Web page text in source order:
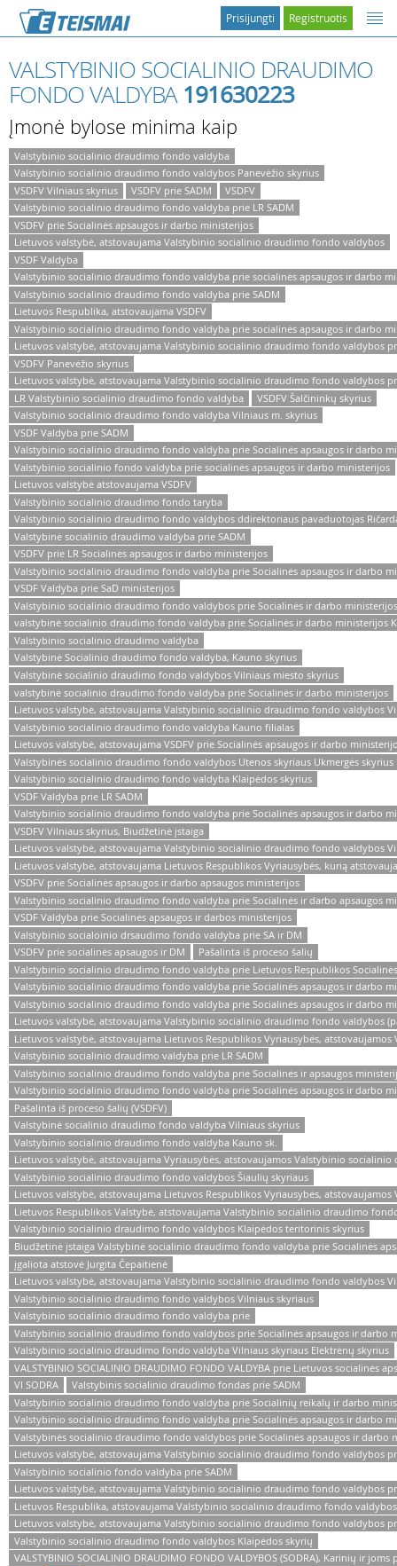
Registruotis
Prisijungti
VALSTYBINIO SOCIALINIO DRAUDIMO
FONDO VALDYBA 191630223
Įmonė bylose minima kaip
Valstybinio socialinio draudimo fondo valdyba
Valstybinio socialinio draudimo fondo valdybos Panevėžio skyrius
VSDFV Vilniaus skyrius
VSDFV prie SADM
VSDFV
Valstybinio socialinio draudimo fondo valdyba prie LR SADM
VSDFV prie Socialinės apsaugos ir darbo ministerijos
Lietuvos valstybė, atstovaujama Valstybinio socialinio draudimo fondo valdybos
VSDF Valdyba
Valstybinio socialinio draudimo fondo valdyba prie socialinės apsaugos ir darbo
Valstybinio socialinio draudimo fondo valdyba prie SADM
Lietuvos Respublika, atstovaujama VSDFV
Valstybinio socialinio draudimo fondo valdyba prie socialinės apsaugos ir darbo
Lietuvos valstybė, atstovaujama Valstybinio socialinio draudimo fondo valdybos
VSDFV Panevėžio skyrius
Lietuvos valstybė, atstovaujama Valstybinio socialinio draudimo fondo valdybos
LR Valstybinio socialinio draudimo fondo valdyba
VSDFV Šalčininkų skyrius
Valstybinio socialinio draudimo fondo valdyba Vilniaus m. skyrius
VSDF Valdyba prie SADM
Valstybinio socialinio draudimo fondo valdyba prie Socialinės apsaugos ir darbo
Valstybinio socialinio fondo valdyba prie socialinės apsaugos ir darbo ministerijos
Lietuvos valstybė atstovaujama VSDFV
Valstybinio socialinio draudimo fondo taryba
Valstybinio socialinio draudimo fondo valdybos ddirektoriaus pavaduotojas
Valstybinė socialinio draudimo valdyba prie SADM
VSDFV prie LR Socialinės apsaugos ir darbo ministerijos
Valstybinio socialinio draudimo fondo valdyba prie Socialinės apsaugos ir darbo
VSDF Valdyba prie SaD ministerijos
Valstybinio socialinio draudimo fondo valdybos prie Socialinės ir darbo
valstybinė socialinio draudimo fondo valdyba prie Socialinės ir darbo ministerijos
Valstybinio socialinio draudimo valdyba
Valstybinė Socialinio draudimo fondo valdyba, Kauno skyrius
Valstybinė socialinio draudimo fondo valdybos Vilniaus miesto skyrius
valstybinė socialinio draudimo fondo valdyba prie Socialinės ir darbo ministerijos
Lietuvos valstybė, atstovaujama Valstybinio socialinio draudimo fondo valdybos
Valstybinio socialinio draudimo fondo valdyba Kauno filialas
Lietuvos valstybė, atstovaujama VSDFV prie Socialinės apsaugos ir darbo
Valstybinės socialinio draudimo fondo valdybos Utenos skyriaus Ukmergės skyrius
Valstybinio socialinio draudimo fondo valdyba Klaipėdos skyrius
VSDF Valdyba prie LR SADM
Valstybinio socialinio draudimo fondo valdyba prie Socialinės apsaugos ir darbo
VSDFV Vilniaus skyrius, Biudžetinė įstaiga
Lietuvos valstybė, atstovaujama Valstybinio socialinio draudimo fondo valdybos
Lietuvos valstybė, atstovaujama Lietuvos Respublikos Vyriausybės, kurią
VSDFV prie Socialinės apsaugos ir darbo apsaugos ministerijos
Valstybinio socialinio draudimo fondo valdyba prie Socialinės ir darbo apsaugos
VSDF Valdyba prie Socialinės apsaugos ir darbos ministerijos
Valstybinio socialoinio drsaudimo fondo valdyba prie SA ir DM
VSDFV prie socialinės apsaugos ir DM
Pašalinta iš proceso šalių
Valstybinio socialinio draudimo fondo valdyba prie Lietuvos Respublikos
Valstybinio socialinio draudimo fondo valdyba prie Socialinės apsaugos ir darbo
Valstybinio socialinio draudimo fondo valdyba prie Socialinės apsaugos ir darbo
Lietuvos valstybė, atstovaujama Valstybinio socialinio draudimo fondo valdybos
Lietuvos valstybė, atstovaujama Lietuvos Respublikos Vyriausybės,
Valstybinio socialinio draudimo valdyba prie LR SADM
Valstybinio socialinio draudimo fondo valdyba prie Socialinės ir apsaugos
Valstybinio socialinio draudimo fondo valdyba prie Socialinės apsaugos ir darbo
Pašalinta iš proceso šalių (VSDFV)
Valstybinė socialinio draudimo fondo valdyba Vilniaus skyrius
Valstybinio socialinio draudimo fondo valdyba Kauno sk.
Lietuvos valstybė, atstovaujama Vyriausybės, atstovaujamos Valstybinio
Valstybinio socialinio draudimo fondo valdybos Šiaulių skyriaus
Lietuvos valstybė, atstovaujama Lietuvos Respublikos Vyriausybės,
Lietuvos Respublikos Valstybė, atstovaujama Valstybinio socialinio draudimo
Valstybinio socialinio draudimo fondo valdybos Klaipėdos teritorinis skyrius
Biudžetinė įstaiga Valstybinė socialinio draudimo fondo valdyba prie Socialinės
įgaliota atstovė Jurgita Čepaitienė
Lietuvos valstybė, atstovaujama Valstybinio socialinio draudimo fondo valdybos
Valstybinio socialinio draudimo fondo valdybos Vilniaus skyriaus
Valstybinio socialinio draudimo fondo valdyba prie
Valstybinio socialinio draudimo fondo valdybos prie Socialinės apsaugos ir darbo
Valstybinio socialinio draudimo fondo valdyba Vilniaus skyriaus Elektrėnų skyrius
VALSTYBINIO SOCIALINIO DRAUDIMO FONDO VALDYBA prie Lietuvos socialinės
VI SODRA
Valstybinis socialinio draudimo fondas prie SADM
Valstybinio socialinio draudimo fondo valdyba prie Socialinių reikalų ir darbo
Valstybinio socialinio draudimo fondo valdyba prie Socialinės apsaugos ir darbo
Valstybinės socialinio draudimo fondo valdybos prie Socialinės apsaugos ir darbo
Lietuvos valstybė, atstovaujama Valstybinio socialinio draudimo fondo valdybos
Valstybinio socialinio fondo valdyba prie SADM
Lietuvos valstybė, atstovaujama Valstybinio socialinio draudimo fondo valdybos
Lietuvos Respublika, atstovaujama Valstybinio socialinio draudimo fondo
Lietuvos valstybė, atstovaujama Valstybinio socialinio draudimo fondo valdybos
Valstybinio socialinio draudimo fondo valdybos Klaipėdos skyrių
VALSTYBINIO SOCIALINIO DRAUDIMO FONDO VALDYBOS (SODRA), Karinių ir